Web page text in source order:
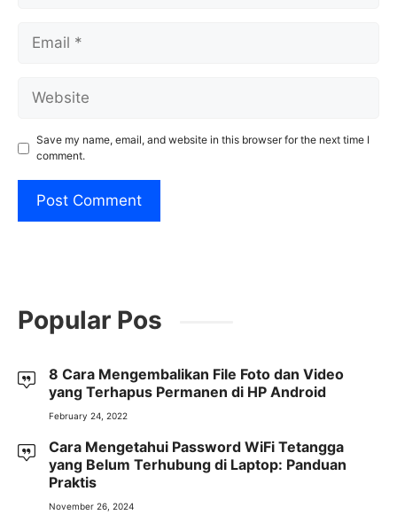
Email
Website
Save my name, email, and website in this browser for the next time I
comment.
Popular Pos
8 Cara Mengembalikan File Foto dan Video
yang Terhapus Permanen di HP Android
February 24, 2022
Cara Mengetahui Password WiFi Tetangga
yang Belum Terhubung di Laptop: Panduan
Praktis
November 26, 2024